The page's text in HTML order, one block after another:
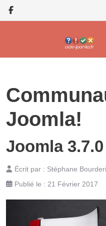
Joomla!
Joomla
Écrit par : Stéphane
Publié le : 21 Février 2017